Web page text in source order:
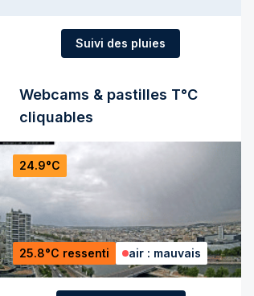
Suivi des pluies
Webcams & pastilles T°C
cliquables
24.9°C
25.8°C ressenti air : mauvais